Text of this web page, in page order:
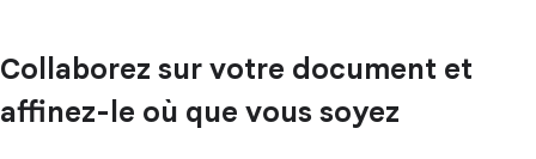
Collaborez sur votre document et
affinez-le où que vous soyez